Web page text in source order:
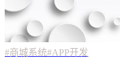
#商城系统#APP开发